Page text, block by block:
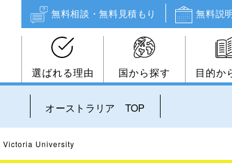
無料相談・無料見積もり 無料説
選ばれる理由 国から探す 目的か
オーストラリア TOP
Victoria University